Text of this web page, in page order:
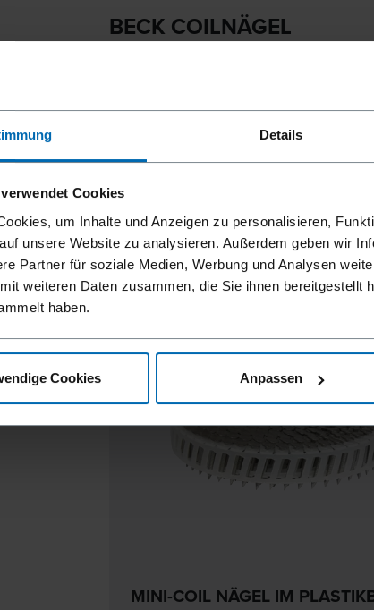
Details
Cookies
um Inhalte und Anzeigen zu personalisieren,
unsere Website zu analysieren. Außerdem geben wir
Partner für soziale Medien, Werbung und Analysen
weiteren Daten zusammen, die Sie ihnen bereitgestellt
haben.
Cookies Anpassen
BECK COILNÄGEL
Coilnägel sind magazinierte Nägel für
Palettenbau, Zimmerei und
bieten Ihnen Coilnägel in
Coilnägel. Als Befestigungsexperte und
und Schaftformen für spezifische
darunter Dachpappnägel,
unsere eigenen Coilnagler abgestimmt,
MINI-COIL NÄGEL IM